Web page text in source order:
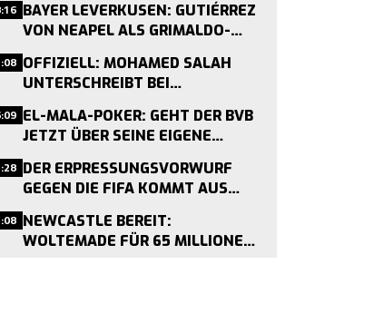
BAYER LEVERKUSEN: GUTIÉRREZ
VON NEAPEL ALS GRIMALDO-
OFFIZIELL: MOHAMED SALAH
UNTERSCHREIBT BEI
LIVERPOOL-ÄRA
EL-MALA-POKER: GEHT DER BVB
JETZT ÜBER SEINE EIGENE
DER ERPRESSUNGSVORWURF
GEGEN DIE FIFA KOMMT AUS
NEWCASTLE BEREIT:
WOLTEMADE FÜR 65 MILLIONEN